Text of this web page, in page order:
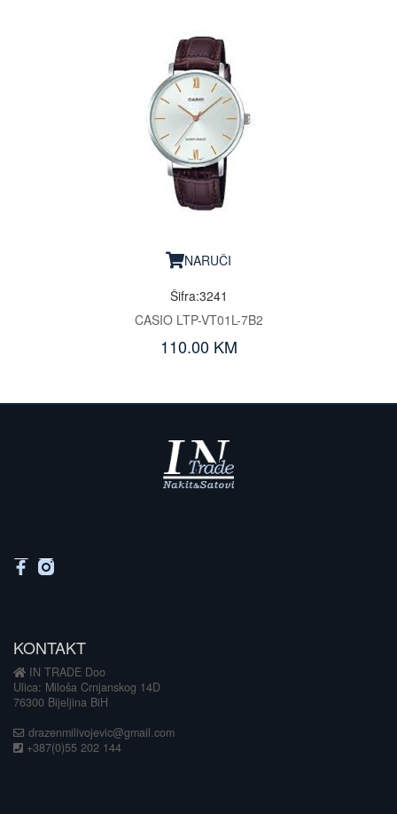
NARUČI
Šifra:3241
CASIO LTP-VT01L-7B2
110.00 KM
KONTAKT
IN TRADE Doo
Ulica: Miloša Crnjanskog 14D
76300 Bijeljina BiH
drazenmilivojevic@gmail.com
+387(0)55 202 144